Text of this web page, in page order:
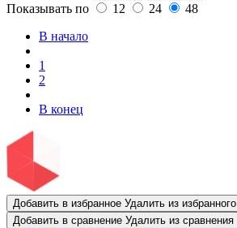
Показывать по
12 24
48
В начало
1
2
В конец
Добавить в избранное Удалить из избранного
Добавить в сравнение Удалить из сравнения